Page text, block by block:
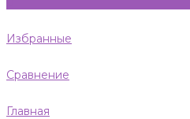
Избранные
Сравнение
Главная